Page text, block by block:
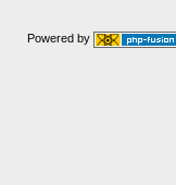
Powered by